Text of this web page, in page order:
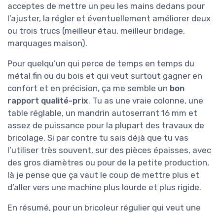
acceptes de mettre un peu les mains dedans pour
l’ajuster, la régler et éventuellement améliorer deux
ou trois trucs (meilleur étau, meilleur bridage,
marquages maison).
Pour quelqu’un qui perce de temps en temps du
métal fin ou du bois et qui veut surtout gagner en
confort et en précision, ça me semble un bon
rapport qualité-prix. Tu as une vraie colonne, une
table réglable, un mandrin autoserrant 16 mm et
assez de puissance pour la plupart des travaux de
bricolage. Si par contre tu sais déjà que tu vas
l’utiliser très souvent, sur des pièces épaisses, avec
des gros diamètres ou pour de la petite production,
là je pense que ça vaut le coup de mettre plus et
d’aller vers une machine plus lourde et plus rigide.
En résumé, pour un bricoleur régulier qui veut une